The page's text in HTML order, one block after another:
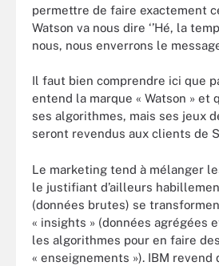
permettre de faire exactement
Watson va nous dire ‘’Hé, la
nous, nous enverrons le
Il faut bien comprendre ici que
entend la marque « Watson » et
ses algorithmes, mais ses jeux
seront revendus aux clients de
Le marketing tend à mélanger
le justifiant d’ailleurs
(données brutes) se
« insights » (données agrégées
les algorithmes pour en faire des
« enseignements »). IBM revend